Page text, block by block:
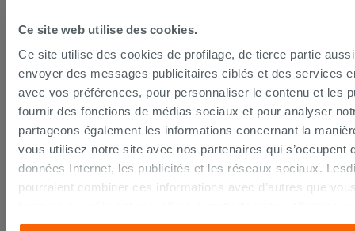
Ce site web utilise des cookies.
Ce site utilise des cookies de profilage, de tierce partie
envoyer des messages publicitaires ciblés et des services
avec vos préférences, pour personnaliser le contenu et les
fournir des fonctions de médias sociaux et pour analyser
partageons également les informations concernant la
vous utilisez notre site avec nos partenaires qui s’occupent
données Internet, les publicités et les réseaux sociaux.
pourraient combiner ces informations avec d’autres que
services. Si vous souhaitez en savoir davantage ou refusez
DROIT DE RÉTRACTATION
Seulement pour les achats en ligne la loi prévoit un
droit de rétractation de 14 jours calendaires.
Pour en savoir plus consultez la page dudroit de
rétractation.